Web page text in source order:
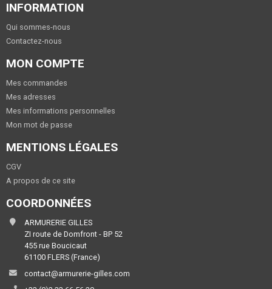
INFORMATION
Qui sommes-nous
Contactez-nous
MON COMPTE
Mes commandes
Mes adresses
Mes informations personnelles
Mon mot de passe
MENTIONS LÉGALES
CGV
A propos de ce site
COORDONNÉES
ARMURERIE GILLES
ZI route de Domfront - BP 52
455 rue Boucicaut
61100 FLERS (France)
contact@armurerie-gilles.com